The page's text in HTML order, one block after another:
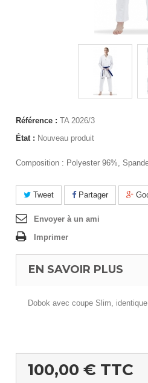
Référence : TA 2026/3
État : Nouveau produit
Composition : Polyester 96%,
Tweet Partager
Envoyer à un ami
Imprimer
EN SAVOIR PLUS
Dobok avec coupe Slim,
100,00 € TTC